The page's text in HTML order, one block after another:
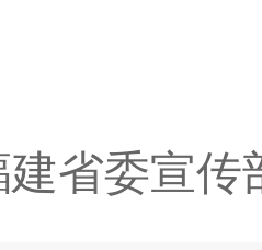
建省委宣传